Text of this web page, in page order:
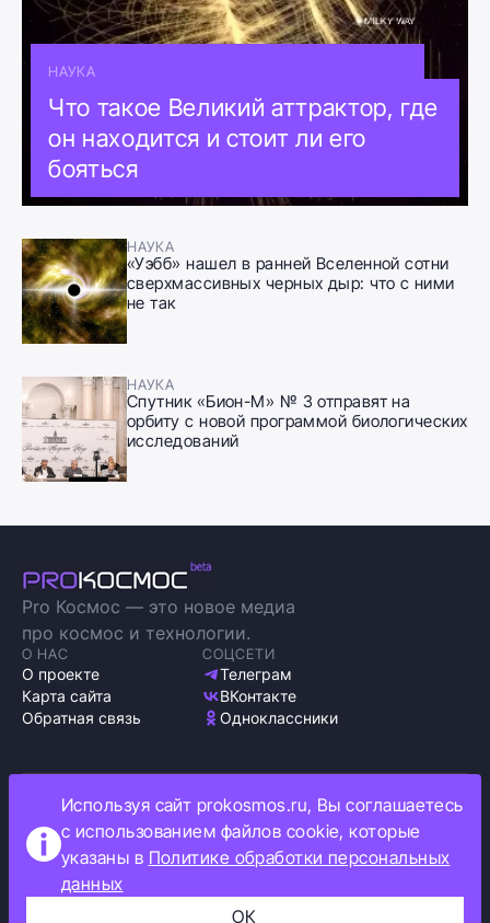
НАУКА
Что такое Великий аттрактор, где
он находится и стоит ли его
бояться
НАУКА
«Уэбб» нашел в ранней Вселенной сотни
сверхмассивных черных дыр: что с ними
не так
НАУКА
Спутник «Бион-М» № 3 отправят на
орбиту с новой программой биологических
исследований
Pro Космос — это новое медиа
про космос и технологии.
О НАС
О проекте
Карта сайта
Обратная связь
СОЦСЕТИ
Телеграм
ВКонтакте
Одноклассники
Политика обработки персональных данных
Как мы используем cookie
Информация об ограничениях
Используя сайт prokosmos.ru, Вы соглашаетесь
с использованием файлов cookie, которые
указаны в Политике обработки персональных
данных
ОК